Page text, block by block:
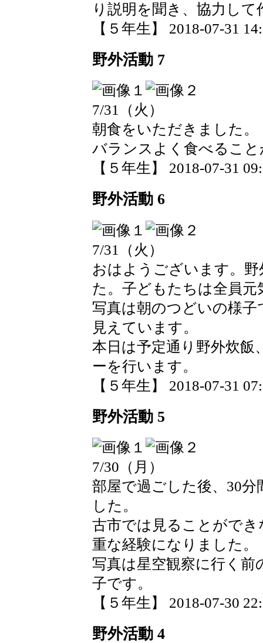
り説明を聞き、協力して
【５年生】 2018-07-31
野外活動 7
7/31（火）
朝食をいただきました。
バランスよく食べるこ
【５年生】 2018-07-31
野外活動 6
7/31（火）
おはようございます。
た。子どもたちは全員元
写真は朝のつどいの様
見えています。
本日は予定通り野外炊
ーを行います。
【５年生】 2018-07-31
野外活動 5
7/30（月）
部屋で過ごした後、30
した。
古市では見ることがで
重な経験になりました。
写真は星空観察に行く前
子です。
【５年生】 2018-07-30
野外活動 4